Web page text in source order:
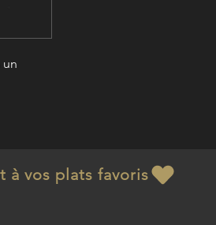
à vos plats favoris